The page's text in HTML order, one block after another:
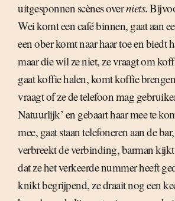
uitgesponnen scènes overniets.
Wei komt een café binnen, gaat aan
een ober komt naar haar toe en biedt
maar die wil ze niet, ze vraagt om
gaat koffie halen, komt koffie
vraagt of ze de telefoon mag
Natuurlijk’ en gebaart haar mee te
mee, gaat staan telefoneren aan de
verbreekt de verbinding, barman
dat ze het verkeerde nummer heeft
knikt begrijpend, ze draait nog een